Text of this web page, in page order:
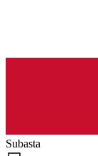
Subasta